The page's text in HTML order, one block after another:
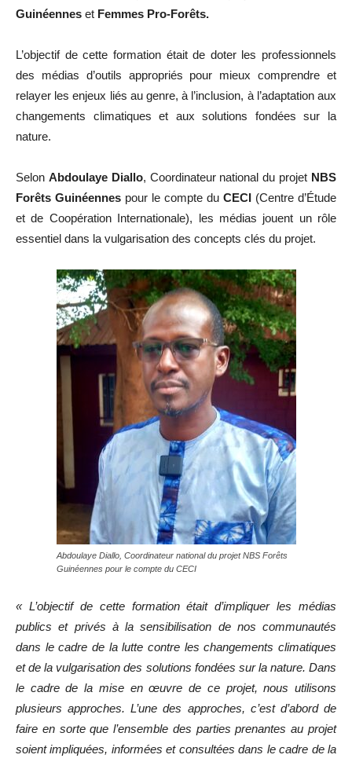
Guinéennes et Femmes Pro-Forêts.
L’objectif de cette formation était de doter les professionnels
des médias d’outils appropriés pour mieux comprendre et
relayer les enjeux liés au genre, à l’inclusion, à l’adaptation aux
changements climatiques et aux solutions fondées sur la
nature.
Selon Abdoulaye Diallo, Coordinateur national du projet NBS
Forêts Guinéennes pour le compte du CECI (Centre d’Étude
et de Coopération Internationale), les médias jouent un rôle
essentiel dans la vulgarisation des concepts clés du projet.
Abdoulaye Diallo, Coordinateur national du projet NBS Forêts
Guinéennes pour le compte du CECI
« L’objectif de cette formation était d’impliquer les médias
publics et privés à la sensibilisation de nos communautés
dans le cadre de la lutte contre les changements climatiques
et de la vulgarisation des solutions fondées sur la nature. Dans
le cadre de la mise en œuvre de ce projet, nous utilisons
plusieurs approches. L’une des approches, c’est d’abord de
faire en sorte que l’ensemble des parties prenantes au projet
soient impliquées, informées et consultées dans le cadre de la